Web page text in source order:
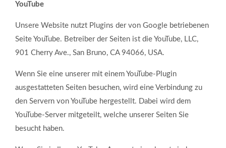
YouTube
Unsere Website nutzt Plugins der von Google betriebenen
Seite YouTube. Betreiber der Seiten ist die YouTube, LLC,
901 Cherry Ave., San Bruno, CA 94066, USA.
Wenn Sie eine unserer mit einem YouTube-Plugin
ausgestatteten Seiten besuchen, wird eine Verbindung zu
den Servern von YouTube hergestellt. Dabei wird dem
YouTube-Server mitgeteilt, welche unserer Seiten Sie
besucht haben.